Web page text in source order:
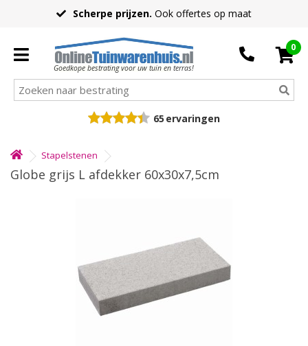
Scherpe prijzen. Ook offertes op maat
Goedkope bestrating voor uw tuin en terras!
0
65 ervaringen
Stapelstenen
Globe grijs L afdekker 60x30x7,5cm